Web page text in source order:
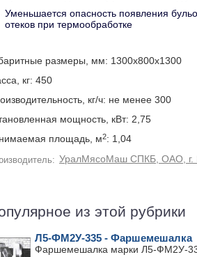
Уменьшается опасность появления
отеков при термообработке
размеры, мм: 1300х800х1300
кг: 450
кг/ч: не менее 300
мощность, кВт: 2,75
площадь, м2: 1,04
УралМясоМаш СПКБ, ОАО, г.
из этой рубрики
Л5-ФМ2У-335 - Фаршемешалка
Фаршемешалка марки Л5-ФМ2У-